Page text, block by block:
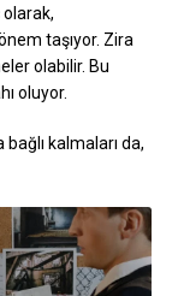
olarak,
taşıyor. Zira
olabilir. Bu
oluyor.
kalmaları da,